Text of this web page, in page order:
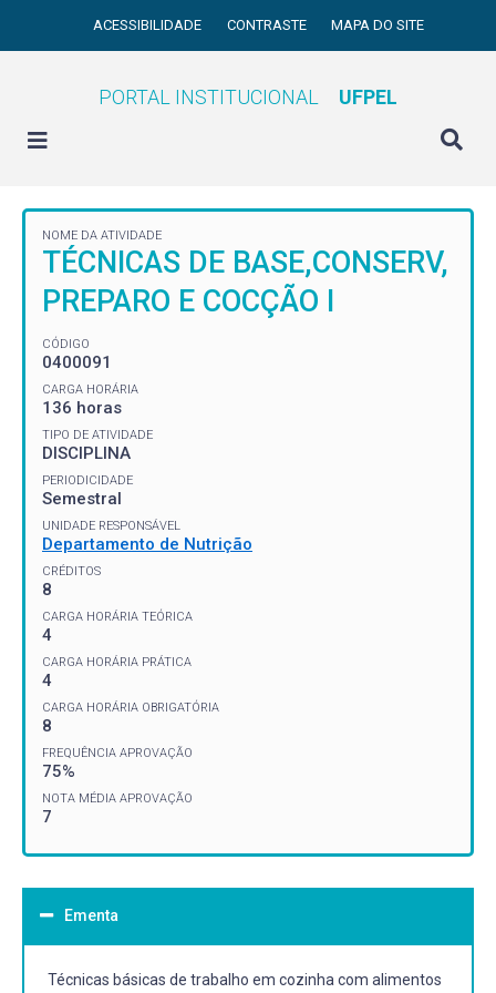
ACESSIBILIDADE CONTRASTE MAPA DO SITE
PORTAL INSTITUCIONAL UFPEL
NOME DA ATIVIDADE
TÉCNICAS DE BASE,CONSERV,
PREPARO E COCÇÃO I
CÓDIGO
0400091
CARGA HORÁRIA
136 horas
TIPO DE ATIVIDADE
DISCIPLINA
PERIODICIDADE
Semestral
UNIDADE RESPONSÁVEL
Departamento de Nutrição
CRÉDITOS
8
CARGA HORÁRIA TEÓRICA
4
CARGA HORÁRIA PRÁTICA
4
CARGA HORÁRIA OBRIGATÓRIA
8
FREQUÊNCIA APROVAÇÃO
75%
NOTA MÉDIA APROVAÇÃO
7
Ementa
Técnicas básicas de trabalho em cozinha com alimentos